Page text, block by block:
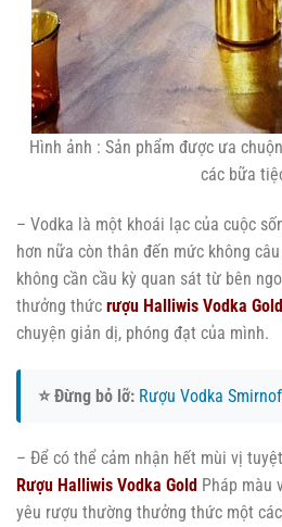
Hình ảnh : Sản phẩm được ưa
các bữa
– Vodka là một khoái lạc của cuộc
hơn nữa còn thân đến mức không
không cần cầu kỳ quan sát từ bên
thưởng thức rượu Halliwis Vodka Gold
chuyện giản dị, phóng đạt của mình.
⭐ Đừng bỏ lỡ: Rượu Vodka
– Để có thể cảm nhận hết mùi vị
Rượu Halliwis Vodka Gold Pháp màu
yêu rượu thường thưởng thức một